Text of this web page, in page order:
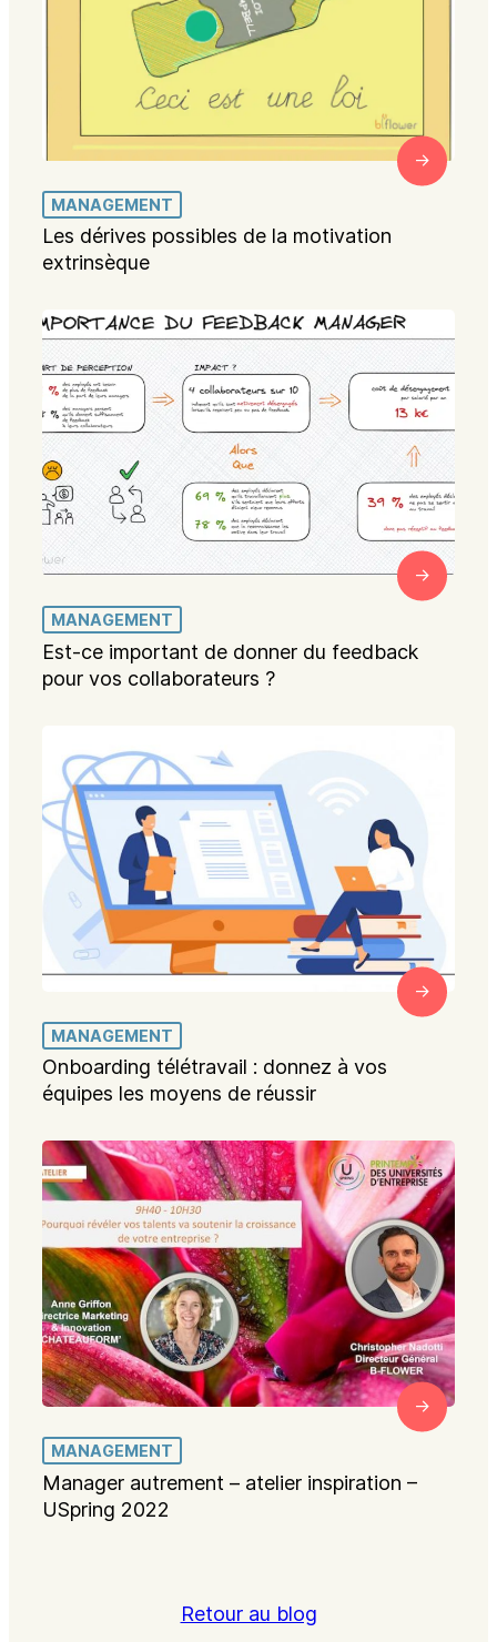
MANAGEMENT
Les dérives possibles de la motivation
extrinsèque
MANAGEMENT
Est-ce important de donner du feedback
pour vos collaborateurs ?
MANAGEMENT
Onboarding télétravail : donnez à vos
équipes les moyens de réussir
MANAGEMENT
Manager autrement – atelier inspiration –
USpring 2022
Retour au blog